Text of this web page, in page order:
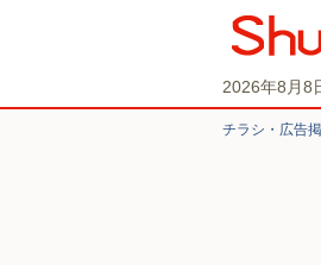
2026年8月8
チラシ・​広告